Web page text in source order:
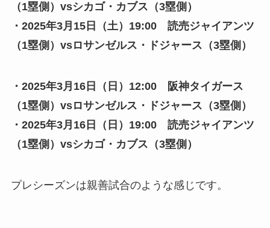
（1塁側）vsシカゴ・カブス（3塁側）
・2025年3月15日（土）19:00 読売ジャイアンツ
（1塁側）vsロサンゼルス・ドジャース（3塁側）
・2025年3月16日（日）12:00 阪神タイガース
（1塁側）vsロサンゼルス・ドジャース（3塁側）
・2025年3月16日（日）19:00 読売ジャイアンツ
（1塁側）vsシカゴ・カブス（3塁側）
プレシーズンは親善試合のような感じです。